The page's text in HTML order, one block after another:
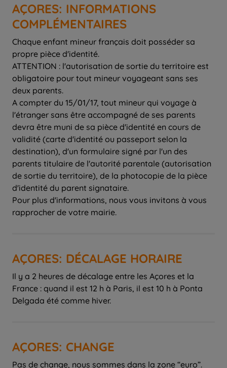
AÇORES: INFORMATIONS
COMPLÉMENTAIRES
Chaque enfant mineur français doit posséder sa
propre pièce d'identité.
ATTENTION : l'autorisation de sortie du territoire est
obligatoire pour tout mineur voyageant sans ses
deux parents.
A compter du 15/01/17, tout mineur qui voyage à
l'étranger sans être accompagné de ses parents
devra être muni de sa pièce d'identité en cours de
validité (carte d'identité ou passeport selon la
destination), d'un formulaire signé par l'un des
parents titulaire de l'autorité parentale (autorisation
de sortie du territoire), de la photocopie de la pièce
d'identité du parent signataire.
Pour plus d'informations, nous vous invitons à vous
rapprocher de votre mairie.
AÇORES: DÉCALAGE HORAIRE
Il y a 2 heures de décalage entre les Açores et la
France : quand il est 12 h à Paris, il est 10 h à Ponta
Delgada été comme hiver.
AÇORES: CHANGE
Pas de change, nous sommes dans la zone “euro”.